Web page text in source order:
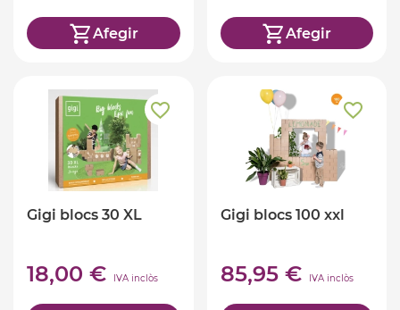
Afegir Afegir
Gigi blocs 30 XL
18,00 € IVA inclòs
Gigi blocs 100 xxl
85,95 € IVA inclòs